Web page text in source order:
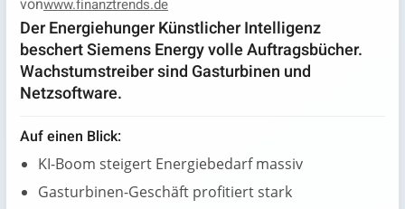
vonwww.finanztrends.de
Der Energiehunger Künstlicher Intelligenz
beschert Siemens Energy volle Auftragsbücher.
Wachstumstreiber sind Gasturbinen und
Netzsoftware.
Auf einen Blick:
KI-Boom steigert Energiebedarf massiv
Gasturbinen-Geschäft profitiert stark